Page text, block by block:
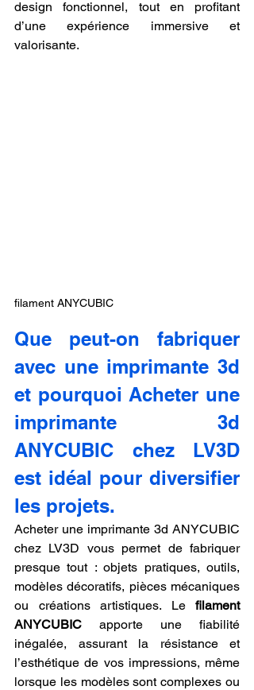
design fonctionnel, tout en profitant
d’une expérience immersive et
valorisante.
filament ANYCUBIC
Que peut-on fabriquer
avec une imprimante 3d
et pourquoi Acheter une
imprimante 3d
ANYCUBIC chez LV3D
est idéal pour diversifier
les projets.
Acheter une imprimante 3d ANYCUBIC
chez LV3D vous permet de fabriquer
presque tout : objets pratiques, outils,
modèles décoratifs, pièces mécaniques
ou créations artistiques. Le filament
ANYCUBIC apporte une fiabilité
inégalée, assurant la résistance et
l’esthétique de vos impressions, même
lorsque les modèles sont complexes ou